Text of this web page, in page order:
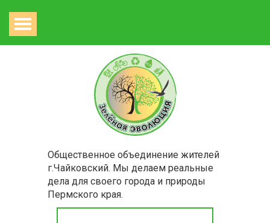
Общественное объединение жителей
г.Чайковский. Мы делаем реальные
дела для своего города и природы
Пермского края.